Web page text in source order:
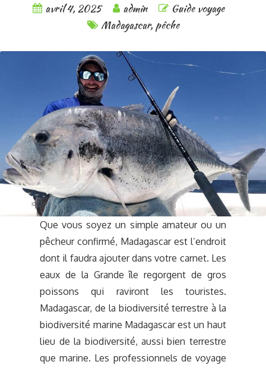
avril 4, 2025 admin
Guide voyage
Madagascar, pêche
Que vous soyez un simple amateur ou un
pêcheur confirmé, Madagascar est l’endroit
dont il faudra ajouter dans votre carnet. Les
eaux de la Grande île regorgent de gros
poissons qui raviront les touristes.
Madagascar, de la biodiversité terrestre à la
biodiversité marine Madagascar est un haut
lieu de la biodiversité, aussi bien terrestre
que marine. Les professionnels de voyage